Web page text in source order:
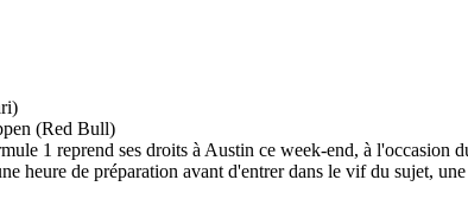
(Red Bull)
1 reprend ses droits à Austin ce week-end, à
heure de préparation avant d'entrer dans le vif du sujet,